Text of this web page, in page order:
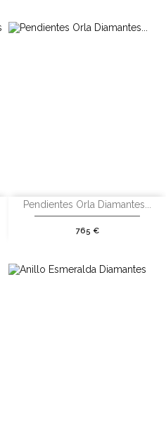
Pendientes Orla Diamantes...
Precio
765 €